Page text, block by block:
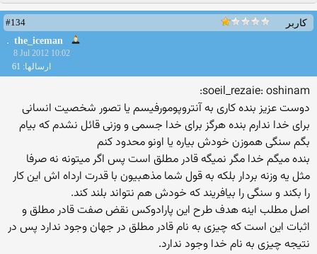
کاربر
#134
the_iceman
8 Jul 2012 10:02
ارسالها: 61
soeil_rezaie: oshinam:
دوست عزیز بنده کاری به آنتروپومورفیسم یا تصور شخصیت انسانی
برای خدا ندارم بنده هرگز برای خدا جسمی و وزنی قائل نشدم که بیام
بگم سنگی هموزن خودش بیاره یا اونو محدود کنم
بنده میگم خدا مگر نمیگه قادر مطلق است پس اگر میتونه نه صرفا
مثل یه وزنه بردار بلکه به قول شما مذهبیون با قدرت ارداه اش این کار
را بکند و سنگی را بیافریند که خودش هم نتواند بلند کند.
اصل مطلب اینه هدف طرح این پارادوکس نقض صفت قادر مطلق و
اثبات این است که چیزی به نام قادر مطلق در جهان وجود ندارد پس در
نتیجه چیزی به نام خدا وجود ندارد.